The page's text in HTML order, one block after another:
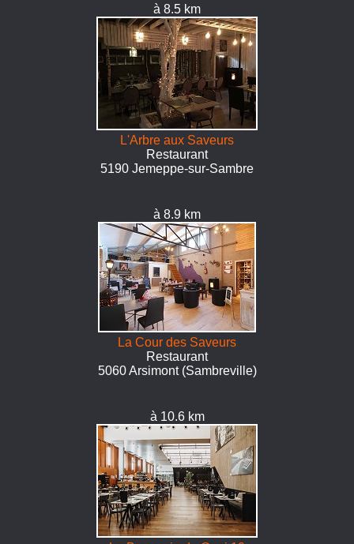
à 8.5 km
L'Arbre aux Saveurs
Restaurant
5190 Jemeppe-sur-Sambre
à 8.9 km
La Cour des Saveurs
Restaurant
5060 Arsimont (Sambreville)
à 10.6 km